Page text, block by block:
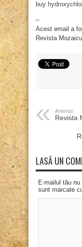
buy
–
Acest email a
Revista
Anterior:
Revista
LASĂ UN
E-mailul tău
sunt marcate